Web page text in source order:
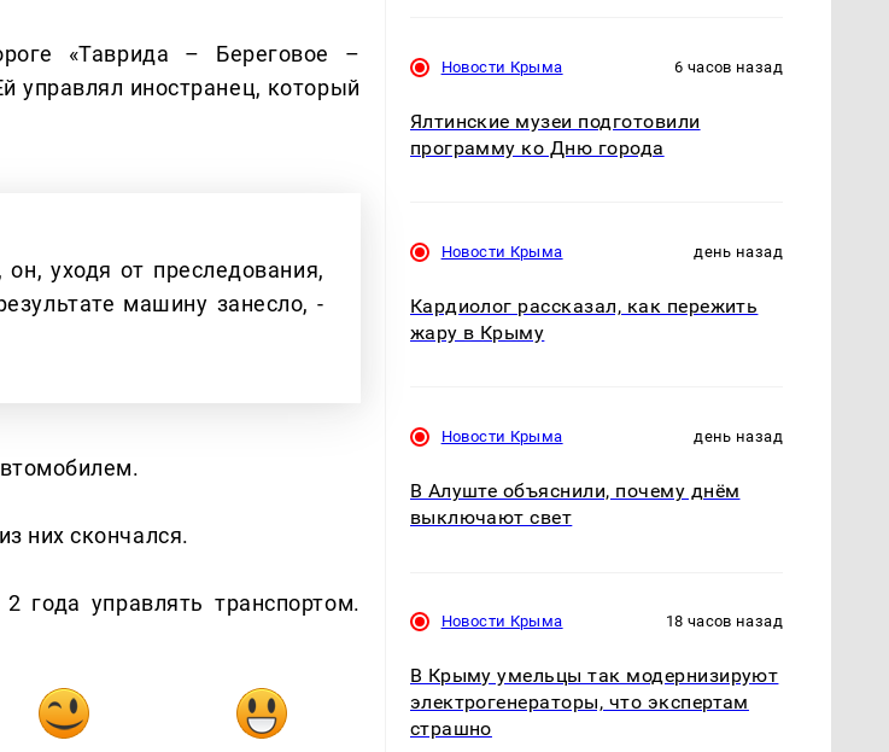
«Таврида – Береговое –
управлял иностранец, который
уходя от преследования,
машину занесло, -
них скончался.
управлять транспортом.
Новости Крыма 6 часов назад
Ялтинские музеи подготовили
программу ко Дню города
Новости Крыма день назад
Кардиолог рассказал, как пережить
жару в Крыму
Новости Крыма день назад
В Алуште объяснили, почему днём
выключают свет
Новости Крыма 18 часов назад
В Крыму умельцы так модернизируют
электрогенераторы, что экспертам
страшно